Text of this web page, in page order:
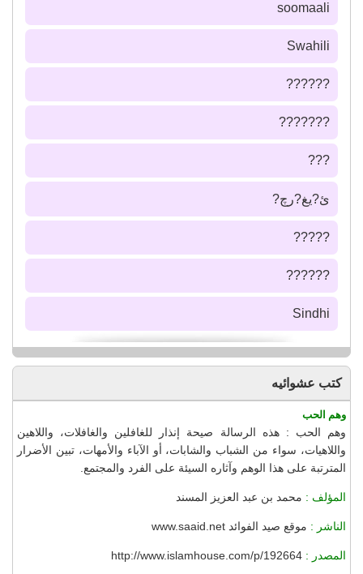
soomaali
Swahili
??????
???????
???
ئ?يغ?رچ?
?????
??????
Sindhi
كتب عشوائيه
وهم الحب
وهم الحب : هذه الرسالة صيحة إنذار للغافلين والغافلات، واللاهين
واللاهيات، سواء من الشباب والشابات، أو الآباء والأمهات، تبين الأضرار
المترتبة على هذا الوهم وآثاره السيئة على الفرد والمجتمع.
المؤلف : محمد بن عبد العزيز المسند
الناشر : موقع صيد الفوائد www.saaid.net
المصدر : http://www.islamhouse.com/p/192664